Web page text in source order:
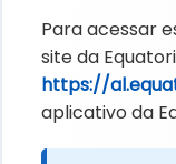
Para acessar
site da
https://
aplicativo da